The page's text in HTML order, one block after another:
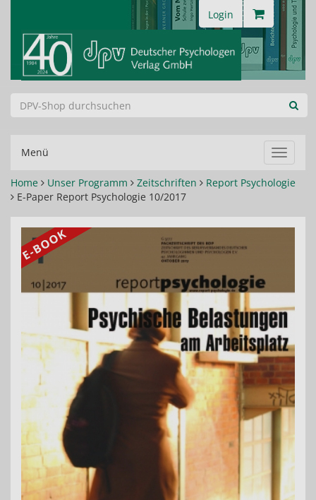
Login
Menü
ein-/
Home
Unser Programm Zeitschriften
Report Psychologie
E-Paper Report Psychologie 10/2017